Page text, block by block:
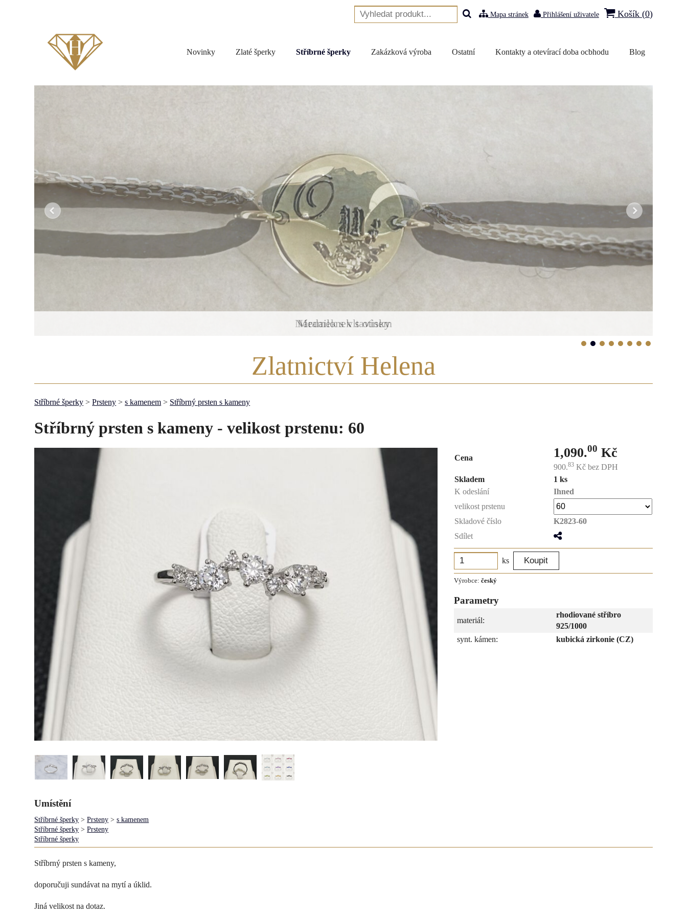
Mapa stránek Přihlášení uživatele Košík (0)
Novinky Zlaté šperky Stříbrné šperky Zakázková výroba Ostatní Kontakty a otevírací doba ocbhodu Blog
Medailonek s otisky
Zlatnictví Helena
Stříbrné šperky > Prsteny > s kamenem > Stříbrný prsten s kameny
Stříbrný prsten s kameny - velikost prstenu: 60
Cena 1,090.00 Kč
900.83Kčbez DPH
Skladem
1 ks
K odeslání
Ihned
velikost prstenu
Skladové číslo
K2823-60
Sdílet
ks
Výrobce: český
Parametry
materiál:
rhodiované stříbro
925/1000
synt. kámen:
kubická zirkonie (CZ)
Umístění
Stříbrné šperky >Prsteny >s kamenem
Stříbrné šperky >Prsteny
Stříbrné šperky
Stříbrný prsten s kameny,
doporučuji sundávat na mytí a úklid.
Jiná velikost na dotaz.